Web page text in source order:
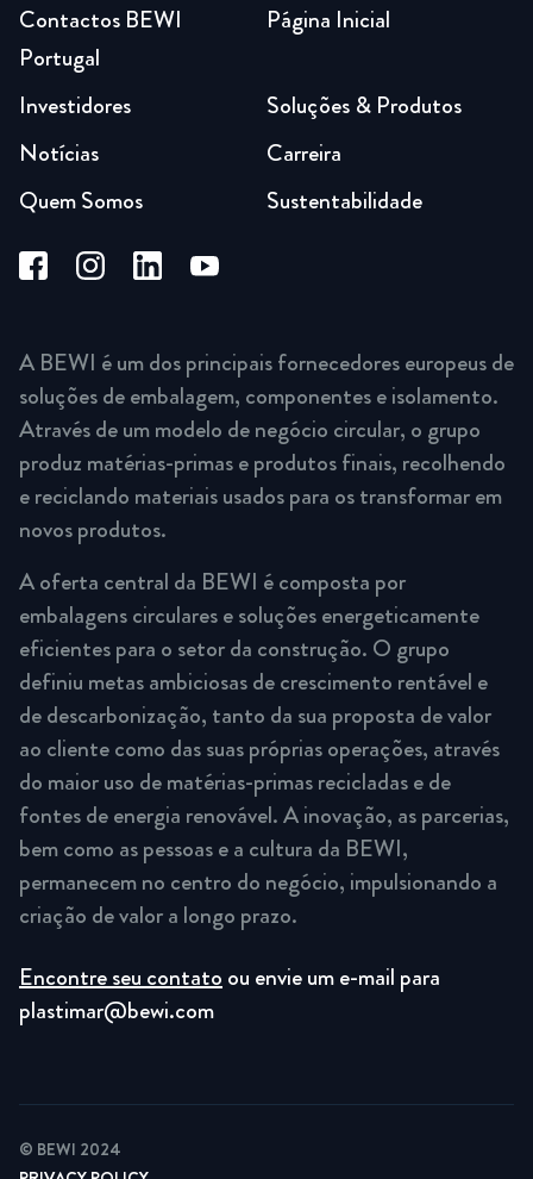
Página Inicial
Soluções & Produtos
Carreira
Sustentabilidade
Investidores
Notícias
Quem Somos
Contactos BEWI
Portugal
A BEWI é um dos principais fornecedores europeus de
soluções de embalagem, componentes e isolamento.
Através de um modelo de negócio circular, o grupo
produz matérias-primas e produtos finais, recolhendo
e reciclando materiais usados para os transformar em
novos produtos.
A oferta central da BEWI é composta por
embalagens circulares e soluções energeticamente
eficientes para o setor da construção. O grupo
definiu metas ambiciosas de crescimento rentável e
de descarbonização, tanto da sua proposta de valor
ao cliente como das suas próprias operações, através
do maior uso de matérias-primas recicladas e de
fontes de energia renovável. A inovação, as parcerias,
bem como as pessoas e a cultura da BEWI,
permanecem no centro do negócio, impulsionando a
criação de valor a longo prazo.
Encontre seu contatoou envie um e-mail para
plastimar@bewi.com
© BEWI 2024